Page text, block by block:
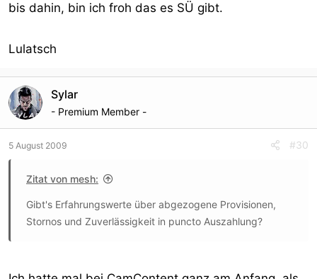
bis dahin, bin ich froh das es SÜ gibt.
Lulatsch
Sylar
- Premium Member -
5 August 2009 #30
Zitat von mesh:
Gibt's Erfahrungswerte über abgezogene Provisionen,
Stornos und Zuverlässigkeit in puncto Auszahlung?